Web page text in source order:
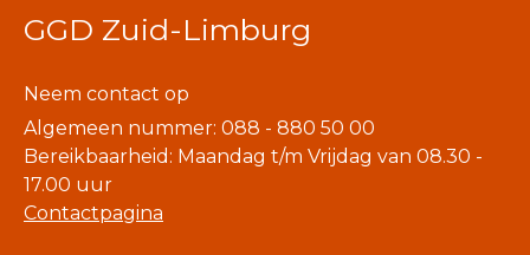
GGD Zuid-Limburg
Neem contact op
Algemeen nummer: 088 - 880 50 00
Bereikbaarheid: Maandag t/m Vrijdag van 08.30 -
17.00 uur
Contactpagina